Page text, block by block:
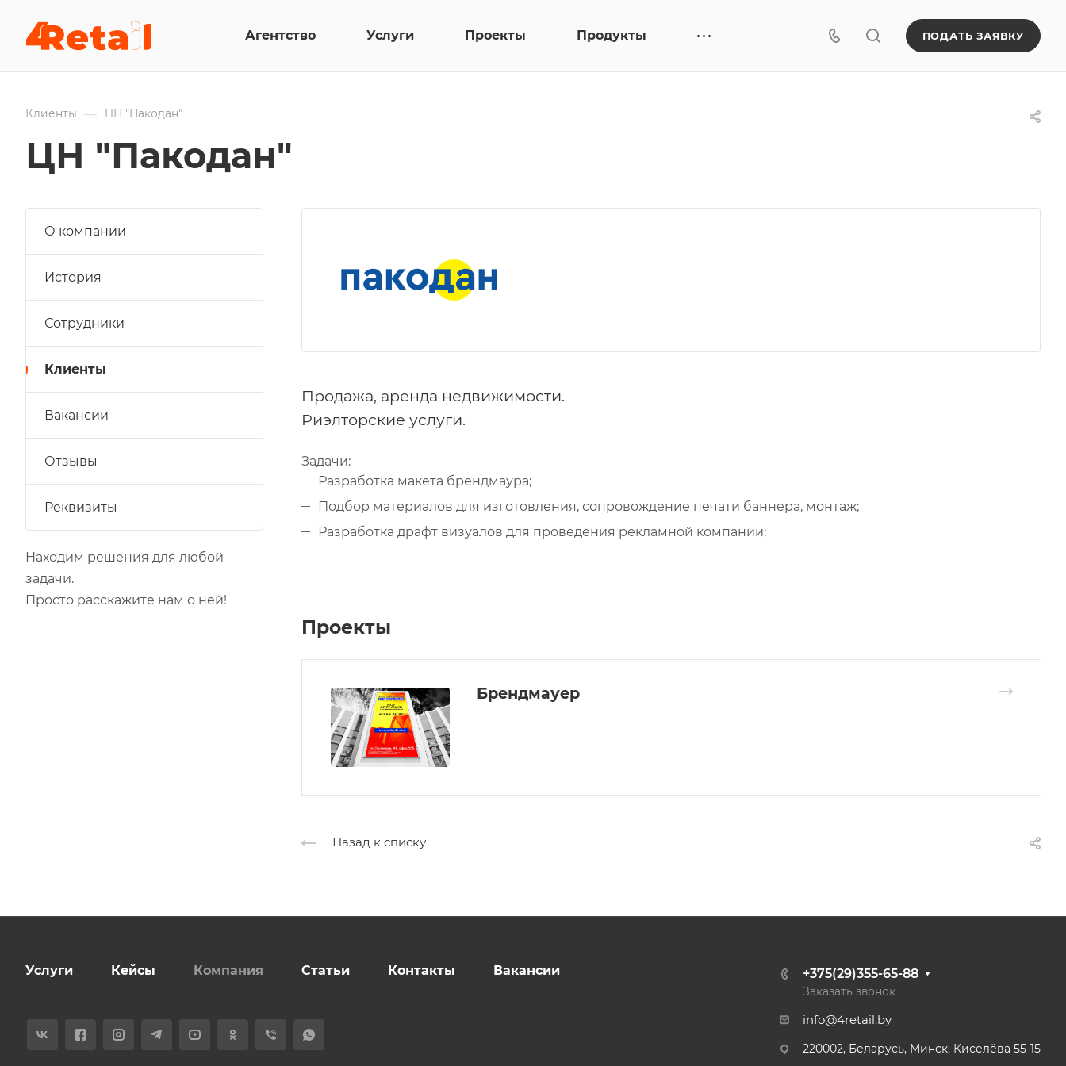
Агентство Услуги Проекты Продукты ПОДАТЬ ЗАЯВКУ
Клиенты — ЦН "Пакодан"
ЦН "Пакодан"
Продажа, аренда недвижимости.
Риэлторские услуги.
Задачи:
Разработка макета брендмаура;
Подбор материалов для изготовления, сопровождение печати баннера, монтаж;
Разработка драфт визуалов для проведения рекламной компании;
Проекты
Брендмауер
Назад к списку
О компании
История
Сотрудники
Клиенты
Вакансии
Отзывы
Реквизиты
Находим решения для любой
задачи.
Просто расскажите нам о ней!
Услуги Кейсы Компания Статьи Контакты Вакансии +375(29)355-65-88
Заказать звонок
info@4retail.by
220002, Беларусь, Минск, Киселёва 55-15